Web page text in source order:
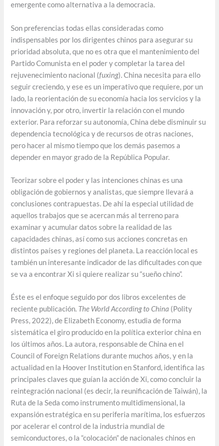
emergente como alternativa a la democracia.
Son preferencias todas ellas consideradas como
indispensables por los dirigentes chinos para asegurar su
prioridad absoluta, que no es otra que el mantenimiento del
Partido Comunista en el poder y completar la tarea del
rejuvenecimiento nacional (fuxing). China necesita para ello
seguir creciendo, y ese es un imperativo que requiere, por un
lado, la reorientación de su economía hacia los servicios y la
innovación y, por otro, invertir la relación con el mundo
exterior. Para reforzar su autonomía, China debe disminuir su
dependencia tecnológica y de recursos de otras naciones,
pero hacer al mismo tiempo que los demás pasemos a
depender en mayor grado de la República Popular.
Teorizar sobre el poder y las intenciones chinas es una
obligación de gobiernos y analistas, que siempre llevará a
conclusiones contrapuestas. De ahí la especial utilidad de
aquellos trabajos que se acercan más al terreno para
examinar y acumular datos sobre la realidad de las
capacidades chinas, así como sus acciones concretas en
distintos países y regiones del planeta. La reacción local es
también un interesante indicador de las dificultades con que
se va a encontrar Xi si quiere realizar su “sueño chino”.
Éste es el enfoque seguido por dos libros excelentes de
reciente publicación. The World According to China (Polity
Press, 2022), de Elizabeth Economy, estudia de forma
sistemática el giro producido en la política exterior china en
los últimos años. La autora, responsable de China en el
Council of Foreign Relations durante muchos años, y en la
actualidad en la Hoover Institution en Stanford, identifica las
principales claves que guían la acción de Xi, como concluir la
reintegración nacional (es decir, la reunificación de Taiwán), la
Ruta de la Seda como instrumento multidimensional, la
expansión estratégica en su periferia marítima, los esfuerzos
por acelerar el control de la industria mundial de
semiconductores, o la “colocación” de nacionales chinos en